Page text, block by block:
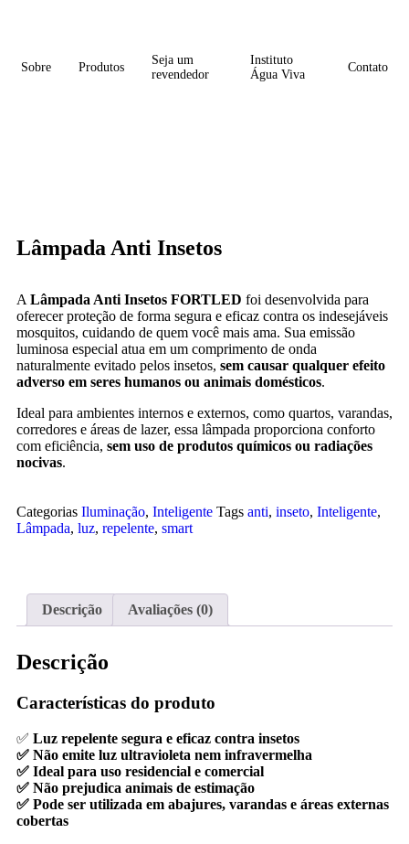
Sobre Produtos
Seja um
revendedor
Instituto
Água Viva
Contato
Lâmpada Anti Insetos
A Lâmpada Anti Insetos FORTLED foi desenvolvida para
oferecer proteção de forma segura e eficaz contra os indesejáveis
mosquitos, cuidando de quem você mais ama. Sua emissão
luminosa especial atua em um comprimento de onda
naturalmente evitado pelos insetos, sem causar qualquer efeito
adverso em seres humanos ou animais domésticos.
Ideal para ambientes internos e externos, como quartos, varandas,
corredores e áreas de lazer, essa lâmpada proporciona conforto
com eficiência, sem uso de produtos químicos ou radiações
nocivas.
Categorias Iluminação, Inteligente Tags anti, inseto, Inteligente,
Lâmpada, luz, repelente, smart
Descrição Avaliações (0)
Descrição
Características do produto
✅ Luz repelente segura e eficaz contra insetos
✅ Não emite luz ultravioleta nem infravermelha
✅ Ideal para uso residencial e comercial
✅ Não prejudica animais de estimação
✅ Pode ser utilizada em abajures, varandas e áreas externas
cobertas